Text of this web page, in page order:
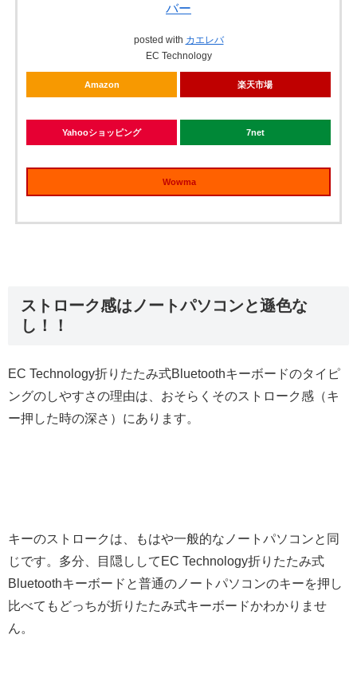
バー
posted with カエレバ
EC Technology
Amazon 楽天市場
Yahooショッピング 7net
Wowma
ストローク感はノートパソコンと遜色な
し！！
EC Technology折りたたみ式Bluetoothキーボードのタイピ
ングのしやすさの理由は、おそらくそのストローク感（キ
ー押した時の深さ）にあります。
キーのストロークは、もはや一般的なノートパソコンと同
じです。多分、目隠ししてEC Technology折りたたみ式
Bluetoothキーボードと普通のノートパソコンのキーを押し
比べてもどっちが折りたたみ式キーボードかわかりませ
ん。